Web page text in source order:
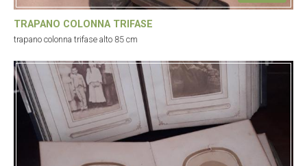
TRAPANO COLONNA TRIFASE
trapano colonna trifase alto 85 cm